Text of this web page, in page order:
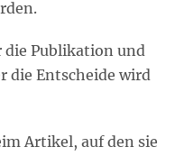
die Publikation und
die Entscheide wird
Artikel, auf den sie